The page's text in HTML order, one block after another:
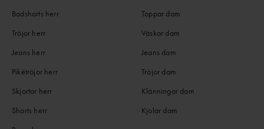
Badshorts herr
Tröjor herr
Jeans herr
Pikétröjor herr
Skjortor herr
Shorts herr
Toppar dam
Väskor dam
Jeans dam
Tröjor dam
Klänningar dam
Kjolar dam